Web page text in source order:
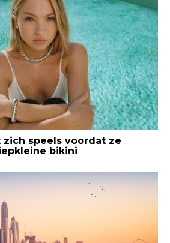
zich speels voordat ze
bikini